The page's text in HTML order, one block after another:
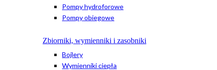
Pompy hydroforowe
Pompy obiegowe
Zbiorniki, wymienniki i zasobniki
Bojlery
Wymienniki ciepła